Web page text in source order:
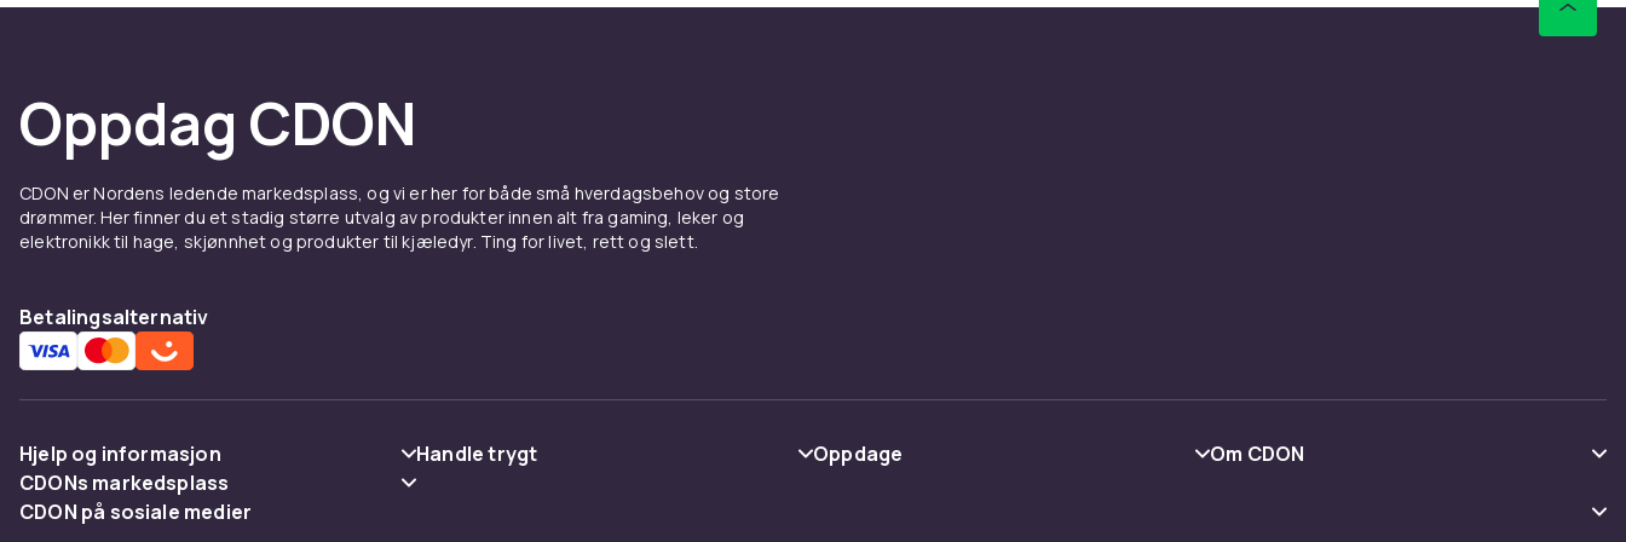
Oppdag forskjellige klokker – tiden er
hjemmet og personligheten din. Så ta en titt på klokkene i inredningssortimentet
og gjør tiden din og hjemmet ditt enda mer underholdende og stilig.
Oppdag CDON
CDON er Nordens ledende markedsplass, og vi er her for både små hverdagsbehov og store
drømmer. Her finner du et stadig større utvalg av produkter innen alt fra gaming, leker og
elektronikk til hage, skjønnhet og produkter til kjæledyr. Ting for livet, rett og slett.
Betalingsalternativ
Hjelp og informasjon
Vanlige spørsmål
Handle trygt
Oppdage
Om CDON
CDONs markedsplass
Merchant Help Center
CDON på sosiale medier